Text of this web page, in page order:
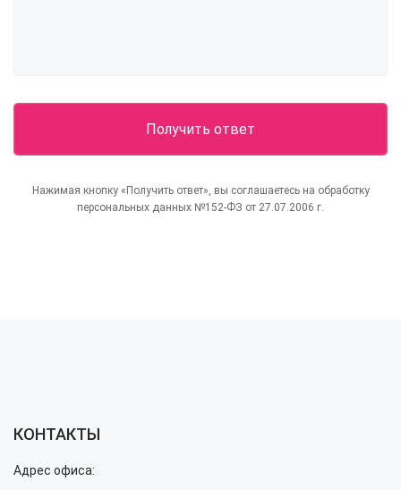
Нажимая кнопку «Получить ответ», вы соглашаетесь на обработку
персональных данных №152-ФЗ от 27.07.2006 г.
КОНТАКТЫ
Адрес офиса: